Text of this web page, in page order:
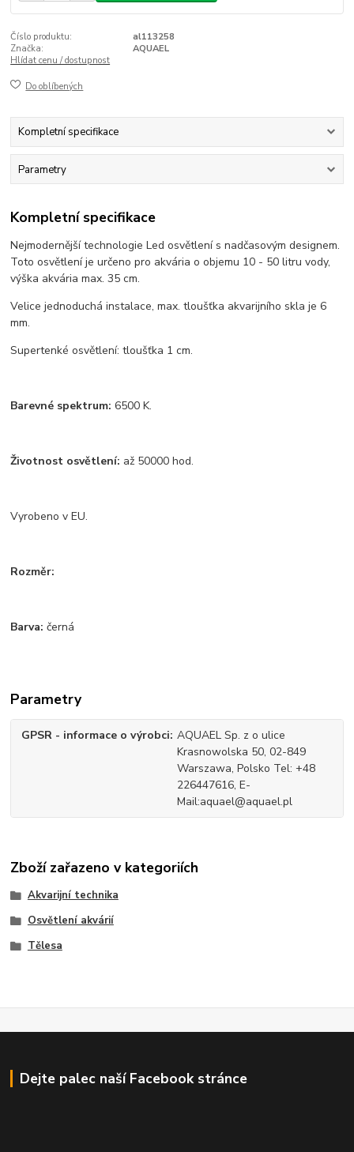
Číslo produktu:
al113258
Značka:
AQUAEL
Hlídat cenu / dostupnost
Do oblíbených
Kompletní specifikace
Parametry
Kompletní specifikace
Nejmodernější technologie Led osvětlení s nadčasovým designem.
Toto osvětlení je určeno pro akvária o objemu 10 - 50 litru vody,
výška akvária max. 35 cm.
Velice jednoduchá instalace, max. tloušťka akvarijního skla je 6
mm.
Supertenké osvětlení: tloušťka 1 cm.
Barevné spektrum: 6500 K.
Životnost osvětlení: až 50000 hod.
Vyrobeno v EU.
Rozměr:
Barva: černá
Parametry
GPSR - informace o výrobci AQUAEL Sp. z o ulice
Krasnowolska 50, 02-849
Warszawa, Polsko Tel: +48
226447616, E-
Mail:aquael@aquael.pl
Zboží zařazeno v kategoriích
Akvarijní technika
Osvětlení akvárií
Tělesa
Dejte palec naší Facebook stránce